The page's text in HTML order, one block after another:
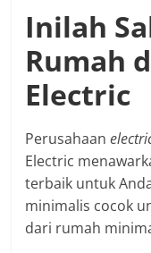
Inilah
Rumah
Electric
Perusahaan
Electric
terbaik untuk
minimalis cocok
dari rumah